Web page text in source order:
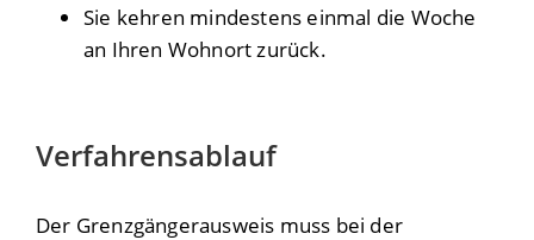
Sie kehren mindestens einmal die Woche
an Ihren Wohnort zurück.
Verfahrensablauf
Der Grenzgängerausweis muss bei der